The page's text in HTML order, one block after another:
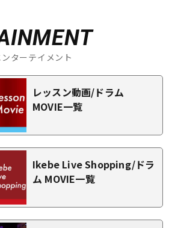
ターテイメント
レッスン動画/ドラム
MOVIE一覧
Ikebe Live Shopping/ドラ
ム MOVIE一覧